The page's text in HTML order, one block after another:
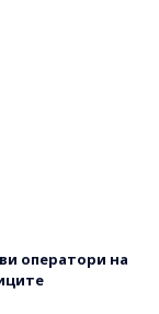
оператори на